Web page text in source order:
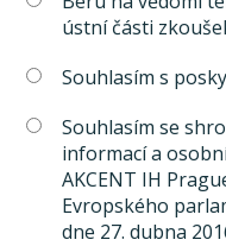
ústní části
Souhlasím s
Souhlasím se
informací a
AKCENT IH
Evropského
dne 27. dubna